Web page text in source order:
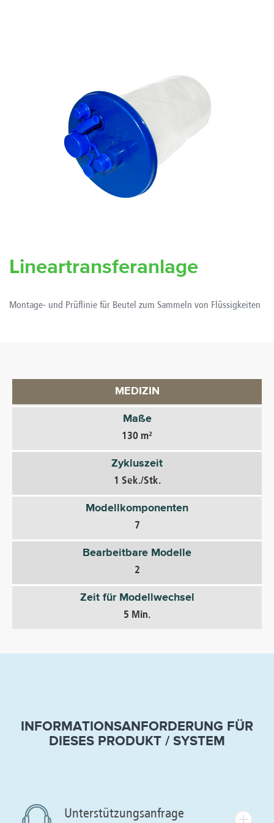
Lineartransferanlage
Montage- und Prüflinie für Beutel zum Sammeln von Flüssigkeiten
MEDIZIN
Maße
130 m²
Zykluszeit
1 Sek./Stk.
Modellkomponenten
7
Bearbeitbare Modelle
2
Zeit für Modellwechsel
5 Min.
INFORMATIONSANFORDERUNG FÜR
DIESES PRODUKT / SYSTEM
Unterstützungsanfrage